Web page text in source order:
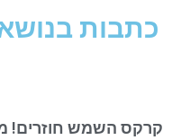
כתבות בנושא:
קרקס השמש חוזרים!